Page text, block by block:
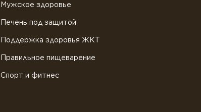
Мужское здоровье
Печень под защитой
Поддержка здоровья ЖКТ
Правильное пищеварение
Спорт и фитнес